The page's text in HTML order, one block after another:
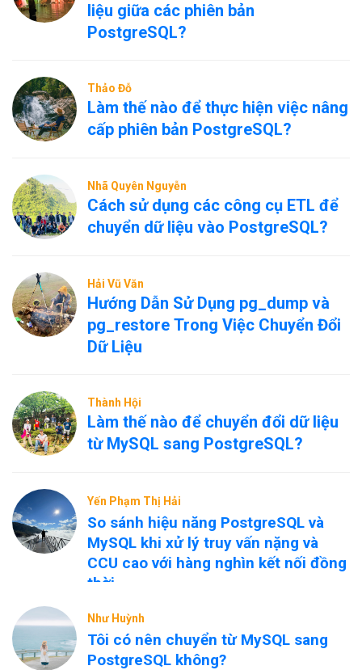
liệu giữa các phiên bản
PostgreSQL?
Thảo Đỗ
Làm thế nào để thực hiện việc nâng
cấp phiên bản PostgreSQL?
Nhã Quyên Nguyễn
Cách sử dụng các công cụ ETL để
chuyển dữ liệu vào PostgreSQL?
Hải Vũ Văn
Hướng Dẫn Sử Dụng pg_dump và
pg_restore Trong Việc Chuyển Đổi
Dữ Liệu
Thành Hội
Làm thế nào để chuyển đổi dữ liệu
từ MySQL sang PostgreSQL?
Yến Phạm Thị Hải
So sánh hiệu năng PostgreSQL và
MySQL khi xử lý truy vấn nặng và
CCU cao với hàng nghìn kết nối đồng
thời
Như Huỳnh
Tôi có nên chuyển từ MySQL sang
PostgreSQL không?